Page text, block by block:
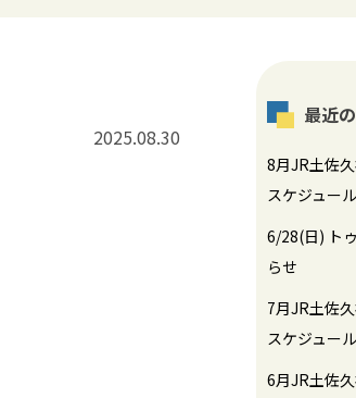
2025.08.30
最近
8月JR土佐
スケジュール
6/28(日) ト
らせ
7月JR土佐
スケジュール
6月JR土佐